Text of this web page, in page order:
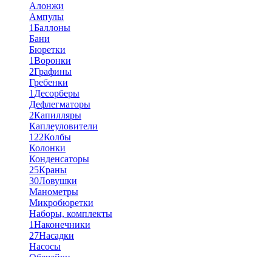
Алонжи
Ампулы
1Баллоны
Бани
Бюретки
1Воронки
2Графины
Гребенки
1 Десорберы
Дефлегматоры
2Капилляры
Каплеуловители
122Колбы
Колонки
Конденсаторы
25Краны
30Ловушки
Манометры
Микробюретки
Наборы, комплекты
1Наконечники
27Насадки
Насосы